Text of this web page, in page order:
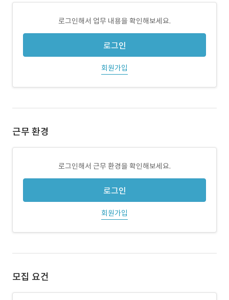
로그인해서 업무 내용을 확인해보세요.
로그인
회원가입
근무 환경
로그인해서 근무 환경을 확인해보세요.
로그인
회원가입
모집 요건